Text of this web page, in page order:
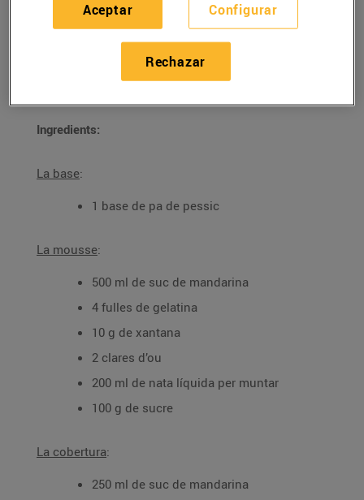
Pastís de mousse de
mandarina
Ingredients:
La base:
1 base de pa de pessic
La mousse:
500 ml de suc de mandarina
4 fulles de gelatina
10 g de xantana
2 clares d’ou
200 ml de nata líquida per muntar
100 g de sucre
La cobertura:
250 ml de suc de mandarina
Configurar
Rechazar
Aceptar